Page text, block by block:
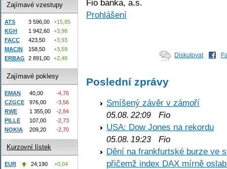
Fio banka, a.s.
Prohlášení
Diskutovat
Poslední zprávy
Smíšený závěr v zámoří
05.08. 22:09 Fio
USA: Dow Jones na rekordu
05.08. 19:23 Fio
Dění na frankfurtské burze ve
přičemž index DAX mírně
Zajímavé vzestupy
ATS 3 596,00
+15,85
KGH
1 942,60
+3,98
FACC
423,50
+3,93
MACIN
158,50
+3,59
ERBAG
2 891,00 +2,48
Zajímavé poklesy
EMAN 40,00
-4,76
CZGCE
976,00
-3,56
RWE
1 355,00
-2,84
PILLE
107,00
-2,73
NOKIA
209,20 -2,70
Kurzovní lístek
EUR 24,190
+0,04